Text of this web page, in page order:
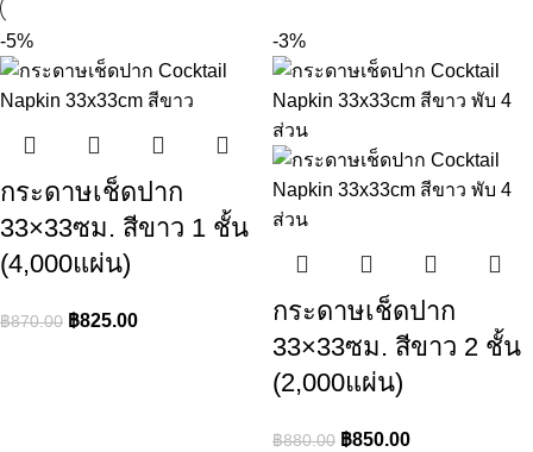
-5%
กระดาษเช็ดปาก
33×33ซม. สีขาว 1 ชั้น
(4,000แผ่น)
฿870.00 ฿825.00
-3%
กระดาษเช็ดปาก
33×33ซม. สีขาว 2 ชั้น
(2,000แผ่น)
฿880.00 ฿850.00